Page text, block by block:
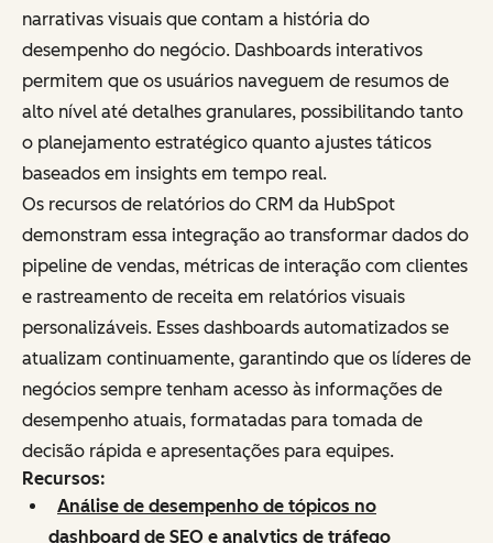
narrativas visuais que contam a história do
desempenho do negócio. Dashboards interativos
permitem que os usuários naveguem de resumos de
alto nível até detalhes granulares, possibilitando tanto
o planejamento estratégico quanto ajustes táticos
baseados em insights em tempo real.
Os recursos de relatórios do CRM da HubSpot
demonstram essa integração ao transformar dados do
pipeline de vendas, métricas de interação com clientes
e rastreamento de receita em relatórios visuais
personalizáveis. Esses dashboards automatizados se
atualizam continuamente, garantindo que os líderes de
negócios sempre tenham acesso às informações de
desempenho atuais, formatadas para tomada de
decisão rápida e apresentações para equipes.
Recursos:
Análise de desempenho de tópicos no
dashboard de SEO e analytics de tráfego